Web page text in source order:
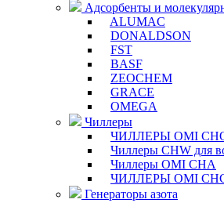
Адсорбенты и
ALUMAC
DONALDSON
FST
BASF
ZEOCHEM
GRACE
OMEGA
Чиллеры
ЧИЛЛЕРЫ OMI
Чиллеры CHW для
Чиллеры OMI CHA
ЧИЛЛЕРЫ OMI
Генераторы азота